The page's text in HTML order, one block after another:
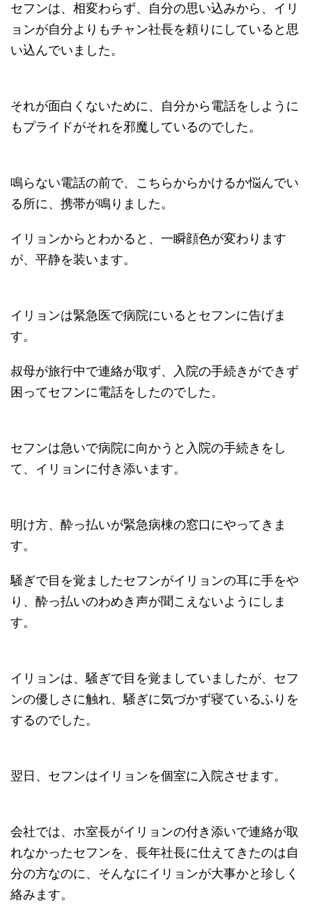
セフンは、相変わらず、自分の思い込みから、イリ
ョンが自分よりもチャン社長を頼りにしていると思
い込んでいました。
それが面白くないために、自分から電話をしように
もプライドがそれを邪魔しているのでした。
鳴らない電話の前で、こちらからかけるか悩んでい
る所に、携帯が鳴りました。
イリョンからとわかると、一瞬顔色が変わります
が、平静を装います。
イリョンは緊急医で病院にいるとセフンに告げま
す。
叔母が旅行中で連絡が取ず、入院の手続きができず
困ってセフンに電話をしたのでした。
セフンは急いで病院に向かうと入院の手続きをし
て、イリョンに付き添います。
明け方、酔っ払いが緊急病棟の窓口にやってきま
す。
騒ぎで目を覚ましたセフンがイリョンの耳に手をや
り、酔っ払いのわめき声が聞こえないようにしま
す。
イリョンは、騒ぎで目を覚ましていましたが、セフ
ンの優しさに触れ、騒ぎに気づかず寝ているふりを
するのでした。
翌日、セフンはイリョンを個室に入院させます。
会社では、ホ室長がイリョンの付き添いで連絡が取
れなかったセフンを、長年社長に仕えてきたのは自
分の方なのに、そんなにイリョンが大事かと珍しく
絡みます。